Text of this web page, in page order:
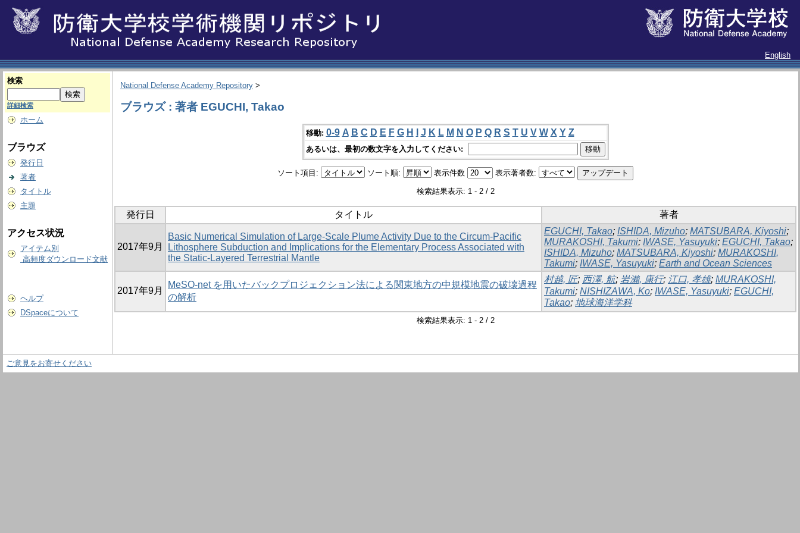
English
検索
詳細検索
ホーム
ブラウズ
発行日
著者
タイトル
主題
アクセス状況
アイテム別
高頻度ダウンロード文献
ヘルプ
DSpaceについて
National Defense Academy Repository >
ブラウズ : 著者 EGUCHI, Takao
移動: 0-9 A B C D E F G H J K L M N O P Q R S T U V W X Y Z
あるいは、最初の数文字を入力してください:
ソート項目: ソート順: 表示件数 表示著者数:
検索結果表示: 1 - 2 / 2
発行日 タイトル 著者
2017年9月
Basic Numerical Simulation of Large-Scale Plume Activity Due to the Circum-Pacific
Lithosphere Subduction and Implications for the Elementary Process Associated with
the Static-Layered Terrestrial Mantle
EGUCHI, Takao; ISHIDA, Mizuho; MATSUBARA, Kiyoshi;
MURAKOSHI, Takumi; IWASE, Yasuyuki; EGUCHI, Takao;
ISHIDA, Mizuho; MATSUBARA, Kiyoshi; MURAKOSHI,
Takumi; IWASE, Yasuyuki; Earth and Ocean Sciences
2017年9月
MeSO-net を用いたバックプロジェクション法による関東地方の中規模地震の破壊過程
の解析
村越, 匠; 西澤, 航; 岩瀨, 康行; 江口, 孝雄; MURAKOSHI,
Takumi; NISHIZAWA, Ko; IWASE, Yasuyuki; EGUCHI,
Takao; 地球海洋学科
検索結果表示: 1 - 2 / 2
ご意見をお寄せください